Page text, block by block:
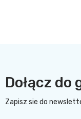
Dołącz
Zapisz sie do